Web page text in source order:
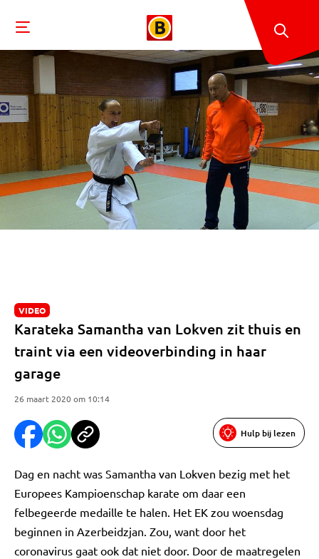
VIDEO
Karateka Samantha van Lokven zit thuis en
traint via een videoverbinding in haar
garage
26 maart 2020 om 10:14
Hulp bij lezen
Dag en nacht was Samantha van Lokven bezig met het
Europees Kampioenschap karate om daar een
felbegeerde medaille te halen. Het EK zou woensdag
beginnen in Azerbeidzjan. Zou, want door het
coronavirus gaat ook dat niet door. Door de maatregelen